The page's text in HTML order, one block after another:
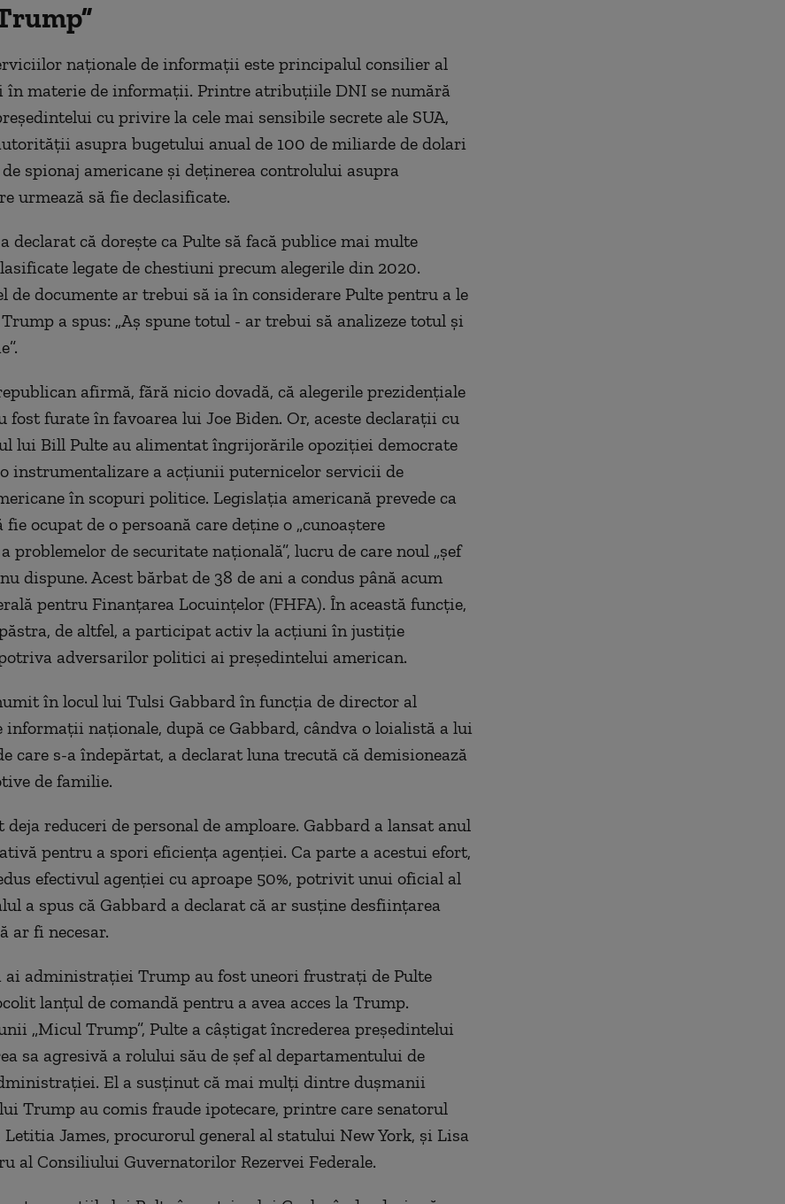
naţionale de informaţii este principalul consilier al
în materie de informaţii. Printre atribuţiile DNI se numără
cu privire la cele mai sensibile secrete ale SUA,
asupra bugetului anual de 100 de miliarde de dolari
spionaj americane şi deţinerea controlului asupra
urmează să fie declasificate.
declarat că doreşte ca Pulte să facă publice mai multe
legate de chestiuni precum alegerile din 2020.
de documente ar trebui să ia în considerare Pulte pentru a le
a spus: „Aş spune totul - ar trebui să analizeze totul şi
afirmă, fără nicio dovadă, că alegerile prezidenţiale
fost furate în favoarea lui Joe Biden. Or, aceste declaraţii cu
lui Bill Pulte au alimentat îngrijorările opoziţiei democrate
instrumentalizare a acţiunii puternicelor servicii de
în scopuri politice. Legislaţia americană prevede ca
fie ocupat de o persoană care deţine o „cunoaştere
problemelor de securitate naţională”, lucru de care noul „şef
dispune. Acest bărbat de 38 de ani a condus până acum
pentru Finanţarea Locuinţelor (FHFA). În această funcţie,
de altfel, a participat activ la acţiuni în justiţie
adversarilor politici ai preşedintelui american.
în locul lui Tulsi Gabbard în funcţia de director al
informaţii naţionale, după ce Gabbard, cândva o loialistă a lui
care s-a îndepărtat, a declarat luna trecută că demisionează
de familie.
deja reduceri de personal de amploare. Gabbard a lansat anul
pentru a spori eficienţa agenţiei. Ca parte a acestui efort,
efectivul agenţiei cu aproape 50%, potrivit unui oficial al
a spus că Gabbard a declarat că ar susţine desfiinţarea
ar fi necesar.
administraţiei Trump au fost uneori frustraţi de Pulte
lanţul de comandă pentru a avea acces la Trump.
„Micul Trump”, Pulte a câştigat încrederea preşedintelui
sa agresivă a rolului său de şef al departamentului de
El a susţinut că mai mulţi dintre duşmanii
Trump au comis fraude ipotecare, printre care senatorul
Letitia James, procurorul general al statului New York, şi Lisa
al Consiliului Guvernatorilor Rezervei Federale.